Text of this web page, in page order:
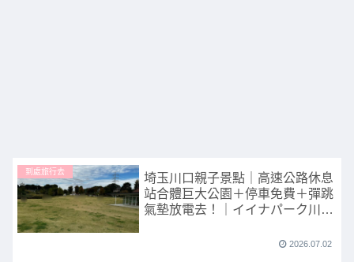
到處旅行去
埼玉川口親子景點｜高速公路休息
站合體巨大公園＋停車免費＋彈跳
氣墊放電去！｜イイナパーク川口
2026.07.02